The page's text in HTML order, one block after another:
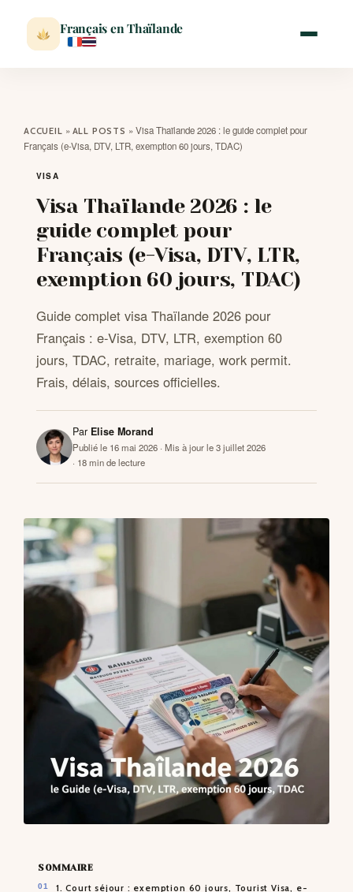
Français en Thaïlande
VISITER
MÉTÉO
ACCUEIL » ALL POSTS » Visa Thaïlande 2026 : le guide complet pour
Français (e-Visa, DTV, LTR, exemption 60 jours, TDAC)
VISA
Visa Thaïlande 2026 : le
guide complet pour
Français (e-Visa, DTV, LTR,
exemption 60 jours, TDAC)
Guide complet visa Thaïlande 2026 pour
Français : e-Visa, DTV, LTR, exemption 60
jours, TDAC, retraite, mariage, work permit.
Frais, délais, sources officielles.
Par Elise Morand
Publié le 16 mai 2026 · Mis à jour le 3 juillet 2026
· 18 min de lecture
SOMMAIRE
1. Court séjour : exemption 60 jours, Tourist Visa, e-